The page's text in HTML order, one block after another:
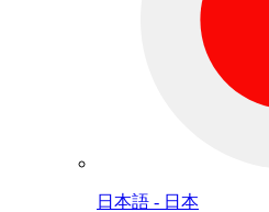
日本語 - 日本